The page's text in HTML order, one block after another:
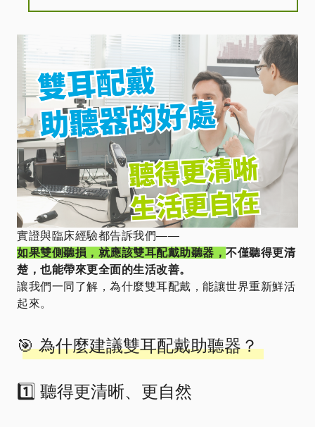
實證與臨床經驗都告訴我們——
如果雙側聽損，就應該雙耳配戴助聽器 ， 不僅聽得更清
楚，也能帶來更全面的生活改善。
讓我們一同了解，為什麼雙耳配戴，能讓世界重新鮮活
起來。
🎯 為什麼建議雙耳配戴助聽器？
1️⃣ 聽得更清晰、更自然